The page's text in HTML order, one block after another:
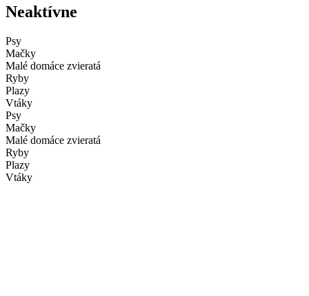
Neaktívne
Psy
Mačky
Malé domáce zvieratá
Ryby
Plazy
Vtáky
Psy
Mačky
Malé domáce zvieratá
Ryby
Plazy
Vtáky